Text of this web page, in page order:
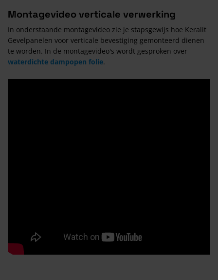
Montagevideo verticale verwerking
In onderstaande montagevideo zie je stapsgewijs hoe Keralit
Gevelpanelen voor verticale bevestiging gemonteerd dienen
te worden. In de montagevideo's wordt gesproken over
waterdichte dampopen folie.